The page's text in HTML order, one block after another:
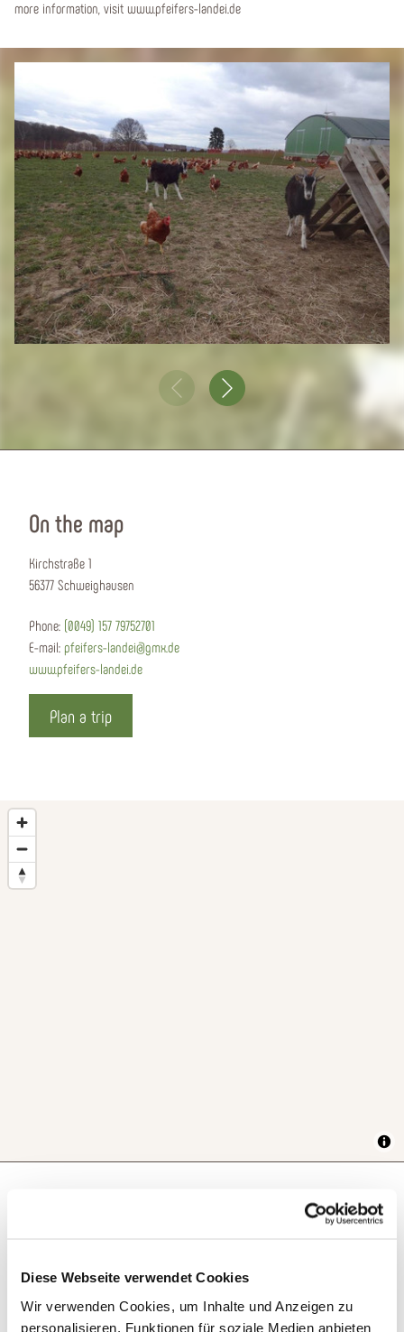
Diese Webseite verwendet Cookies
Wir verwenden Cookies, um Inhalte und Anzeigen zu
personalisieren, Funktionen für soziale Medien anbieten
more information, visit www.pfeifers-landei.de
On the map
Kirchstraße 1
56377 Schweighausen
Phone: (0049) 157 79752701
E-mail: pfeifers-landei@gmx.de
www.pfeifers-landei.de
Plan a trip